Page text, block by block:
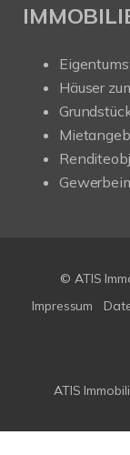
Häuser
© ATIS
Impressum
ATIS